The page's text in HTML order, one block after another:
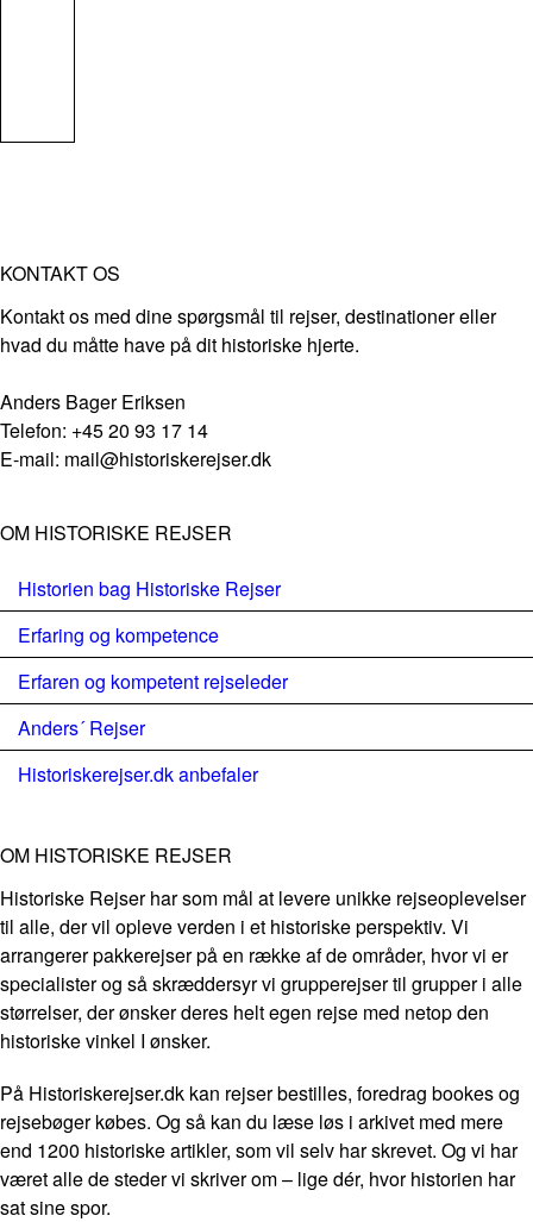
KONTAKT OS
Kontakt os med dine spørgsmål til rejser, destinationer eller
hvad du måtte have på dit historiske hjerte.
Anders Bager Eriksen
Telefon: +45 20 93 17 14
E-mail: mail@historiskerejser.dk
OM HISTORISKE REJSER
Historien bag Historiske Rejser
Erfaring og kompetence
Erfaren og kompetent rejseleder
Anders´ Rejser
Historiskerejser.dk anbefaler
OM HISTORISKE REJSER
Historiske Rejser har som mål at levere unikke rejseoplevelser
til alle, der vil opleve verden i et historiske perspektiv. Vi
arrangerer pakkerejser på en række af de områder, hvor vi er
specialister og så skræddersyr vi grupperejser til grupper i alle
størrelser, der ønsker deres helt egen rejse med netop den
historiske vinkel I ønsker.
På Historiskerejser.dk kan rejser bestilles, foredrag bookes og
rejsebøger købes. Og så kan du læse løs i arkivet med mere
end 1200 historiske artikler, som vil selv har skrevet. Og vi har
været alle de steder vi skriver om – lige dér, hvor historien har
sat sine spor.